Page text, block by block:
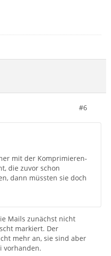
#6
mit der Komprimieren-
die zuvor schon
dann müssten sie doch
Mails zunächst nicht
markiert. Der
mehr an, sie sind aber
vorhanden.